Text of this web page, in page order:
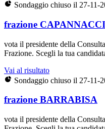
Sondaggio chiuso il 27-11-
frazione
vota il presidente della
Frazione. Scegli la tua
Vai al risultato
Sondaggio chiuso il 27-11-
frazione BARRABISA
vota il presidente della